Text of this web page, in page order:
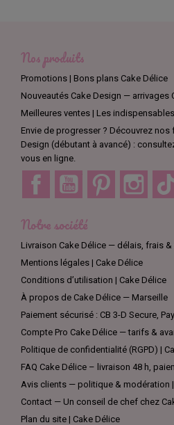
Nos produits
Promotions | Bons plans Cake Délice
Nouveautés Cake Design — arrivages
Meilleures ventes | Les
Envie de progresser ? Découvrez
Design (débutant à avancé) :
vous en ligne.
Facebook YouTube Pinterest
Notre société
Livraison Cake Délice — délais, frais &
Mentions légales | Cake Délice
Conditions d’utilisation | Cake Délice
À propos de Cake Délice — Marseille
Paiement sécurisé : CB 3-D Secure,
Compte Pro Cake Délice — tarifs &
Politique de confidentialité (RGPD) |
FAQ Cake Délice – livraison 48 h,
Avis clients — politique & modération
Contact — Un conseil de chef chez
Plan du site | Cake Délice